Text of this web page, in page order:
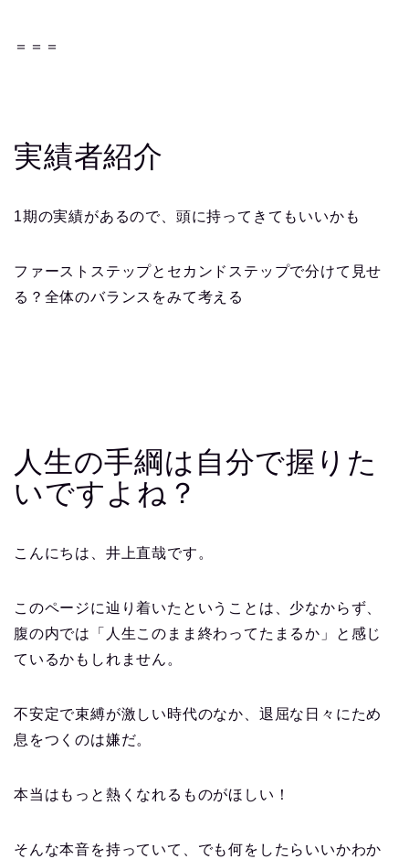
＝＝＝
実績者紹介
1期の実績があるので、頭に持ってきてもいいかも
ファーストステップとセカンドステップで分けて見せ
る？全体のバランスをみて考える
人生の手綱は自分で握りた
いですよね？
こんにちは、井上直哉です。
このページに辿り着いたということは、少なからず、
腹の内では「人生このまま終わってたまるか」と感じ
ているかもしれません。
不安定で束縛が激しい時代のなか、退屈な日々にため
息をつくのは嫌だ。
本当はもっと熱くなれるものがほしい！
そんな本音を持っていて、でも何をしたらいいかわか